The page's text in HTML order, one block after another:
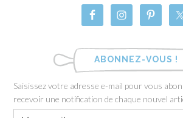
ABONNEZ-VOUS !
Saisissez votre adresse e-mail pour vous
recevoir une notification de chaque nouvel